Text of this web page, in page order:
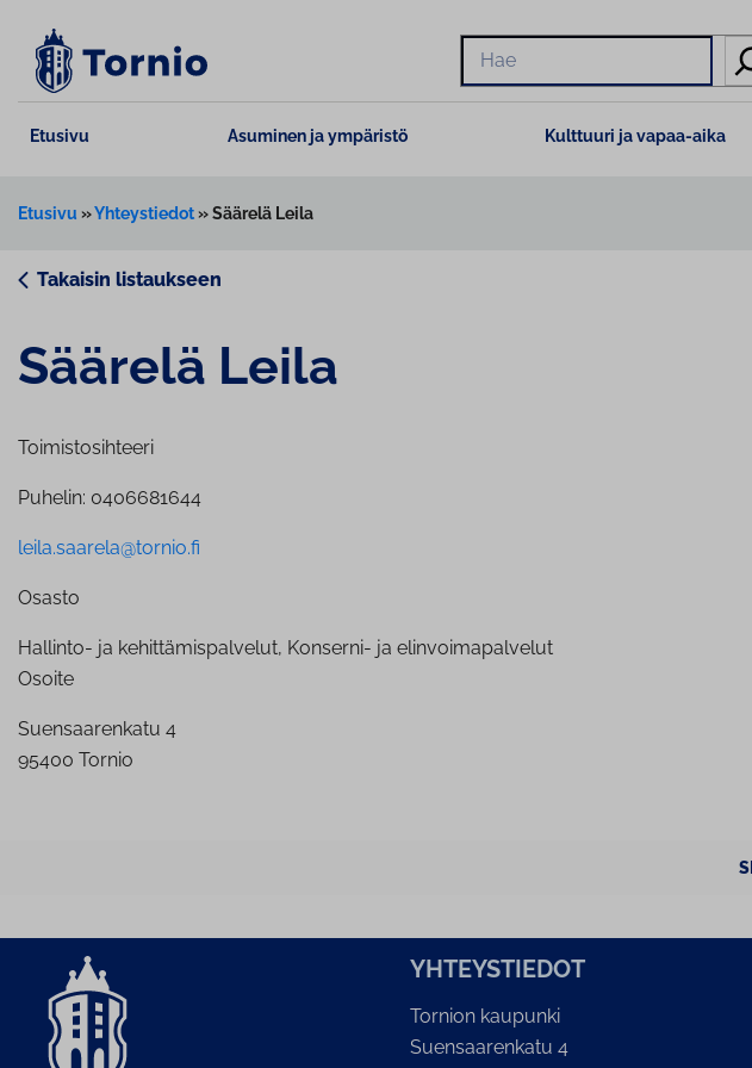
sisältöön
Hae
Etusivu Asuminen ja ympäristö Kulttuuri ja vapaa-aika
Etusivu »Yhteystiedot»Säärelä Leila
Takaisin listaukseen
Säärelä Leila
Toimistosihteeri
Puhelin: 0406681644
leila.saarela@tornio.fi
Osasto
Hallinto- ja kehittämispalvelut, Konserni- ja elinvoimapalvelut
Osoite
Suensaarenkatu 4
95400 Tornio
YH­TEYS­TIE­DOT
Tornion kaupunki
Suensaarenkatu 4